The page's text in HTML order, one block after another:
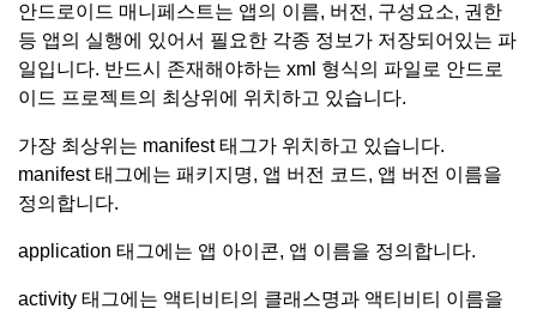
안드로이드 매니페스트는 앱의 이름, 버전, 구성요소, 권한
등 앱의 실행에 있어서 필요한 각종 정보가 저장되어있는 파
일입니다. 반드시 존재해야하는 xml 형식의 파일로 안드로
이드 프로젝트의 최상위에 위치하고 있습니다.
가장 최상위는 manifest 태그가 위치하고 있습니다.
manifest 태그에는 패키지명, 앱 버전 코드, 앱 버전 이름을
정의합니다.
application 태그에는 앱 아이콘, 앱 이름을 정의합니다.
activity 태그에는 액티비티의 클래스명과 액티비티 이름을